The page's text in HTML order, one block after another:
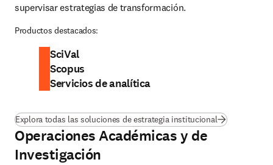
supervisar estrategias de transformación.
Productos destacados:
SciVal
Scopus
Servicios de analítica
Explora todas las soluciones de estrategia institucional
Operaciones Académicas y de
Investigación